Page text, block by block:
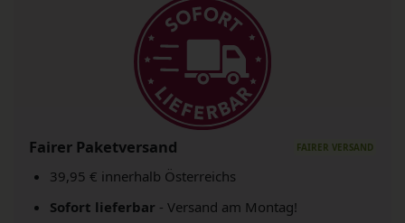
Fairer Paketversand
39,95 € innerhalb Österreichs
Sofort lieferbar - Versand am Montag!